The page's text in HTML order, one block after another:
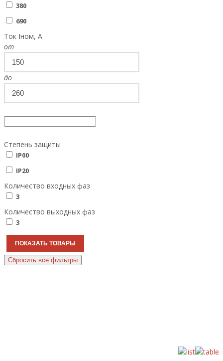
380
690
Ток Iном, А
от
до
Степень защиты
IP00
IP20
Количество входных фаз
3
Количество выходных фаз
3